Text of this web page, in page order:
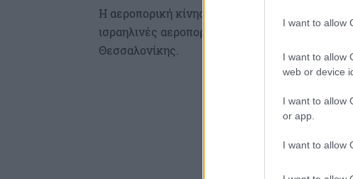
I want to allow
I want to allow
web or device
I want to allow
or app.
I want to allow
Η αεροπορική κίνηση προς το Ισραήλ
ισραηλινές αεροπορικές εταιρείες (EL AL,
Θεσσαλονίκης.